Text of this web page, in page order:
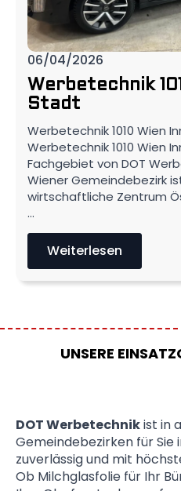
Werbetechnik
Stadt
06/04/2026
Werbetechnik 1010 Wien
Werbetechnik 1010 Wien
Fachgebiet von DOT
Wiener Gemeindebezirk
wirtschaftliche Zentrum
…
Weiterlesen
UNSERE
DOT Werbetechnikist in
Gemeindebezirken für Sie
zuverlässig und mit
Ob Milchglasfolie für Ihr